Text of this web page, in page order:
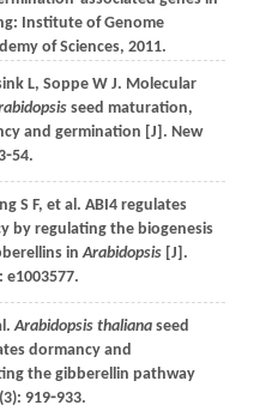
Institute of Genome
of Sciences, 2011.
L, Soppe W J. Molecular
seed maturation,
and germination [J]. New
S F, et al. ABI4 regulates
by regulating the biogenesis
inArabidopsis[J].
e1003577.
.Arabidopsis thalianaseed
dormancy and
the gibberellin pathway
919⁃933.